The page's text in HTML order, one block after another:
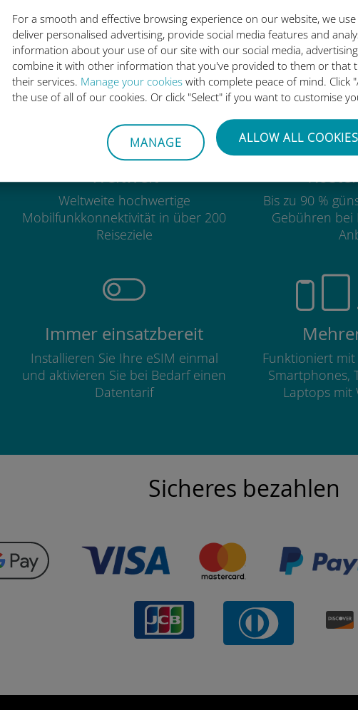
For a smooth and effective browsing experience on our website, we
deliver personalised advertising, provide social media features and
information about your use of our site with our social media,
combine it with other information that you've provided to them or that
their services. Manage your cookies with complete peace of mind. Click
the use of all of our cookies. Or click "Select" if you want to customise
MANAGE ALLOW ALL COOKIES
ist die internationale Ubigi
Weltweit
Weltweite hochwertige
Mobilfunkkonnektivität in über 200
Reiseziele
Bis zu 90 %
Gebühren bei
Immer einsatzbereit
Installieren Sie Ihre eSIM einmal
und aktivieren Sie bei Bedarf einen
Datentarif
Funktioniert
Smartphones,
Laptops mit
Sicheres bezahlen